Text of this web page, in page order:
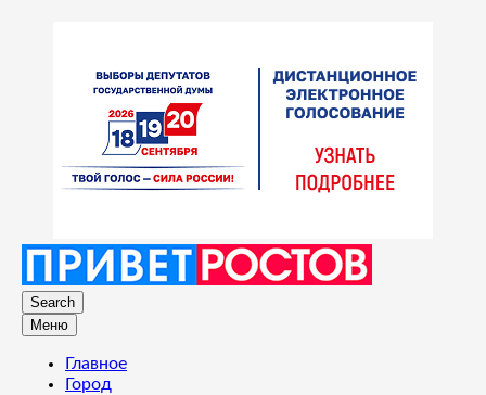
Search
Меню
Главное
Город